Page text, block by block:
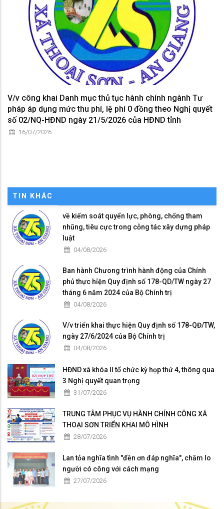
V/v công khai Danh mục thủ tục hành chính ngành Tư
pháp áp dụng mức thu phí, lệ phí 0 đồng theo Nghị quyết
số 02/NQ-HĐND ngày 21/5/2026 của HĐND tỉnh
16/07/2026
TIN KHÁC
về kiếm soát quyển lực, phòng, chống tham
nhũng, tiêu cực trong cỗng tác xây dựng pháp
luật
04/08/2026
Ban hành Chưong trình hành động của Chính
phủ thực hỉện Quy định số 178-QD/TW ngày 27
tháng 6 năm 2024 của Bộ Chính trị
04/08/2026
V/v triển khai thực hiện Quy định số 178-QĐ/TW,
ngày 27/6/2024 của Bộ Chính trị
04/08/2026
HĐND xã khóa II tổ chức kỳ họp thứ 4, thông qua
3 Nghị quyết quan trọng
31/07/2026
TRUNG TÂM PHỤC VỤ HÀNH CHÍNH CÔNG XÃ
THOẠI SƠN TRIỂN KHAI MÔ HÌNH
28/07/2026
Lan tỏa nghĩa tình "đền ơn đáp nghĩa", chăm lo
người có công với cách mạng
27/07/2026